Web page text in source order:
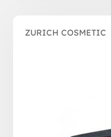
ZURICH COSMETIC